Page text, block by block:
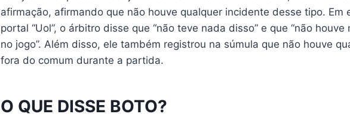
afirmação, afirmando que não houve qualquer incidente desse tipo. Em
portal “Uol”, o árbitro disse que “não teve nada disso” e que “não
no jogo”. Além disso, ele também registrou na súmula que não houve
fora do comum durante a partida.
O QUE DISSE BOTO?